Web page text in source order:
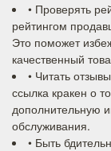
• Проверять
рейтингом
Это поможет
качественный
• Читать
ссылка кракен о
дополнительную
обслуживания.
• Быть